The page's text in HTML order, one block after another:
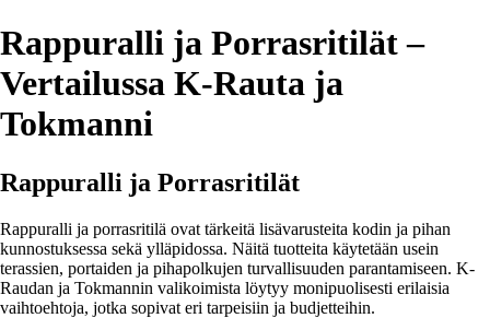
Rappuralli ja Porrasritilät –
Vertailussa K-Rauta ja
Tokmanni
Rappuralli ja Porrasritilät
Rappuralli ja porrasritilä ovat tärkeitä lisävarusteita kodin ja pihan
kunnostuksessa sekä ylläpidossa. Näitä tuotteita käytetään usein
terassien, portaiden ja pihapolkujen turvallisuuden parantamiseen. K-
Raudan ja Tokmannin valikoimista löytyy monipuolisesti erilaisia
vaihtoehtoja, jotka sopivat eri tarpeisiin ja budjetteihin.